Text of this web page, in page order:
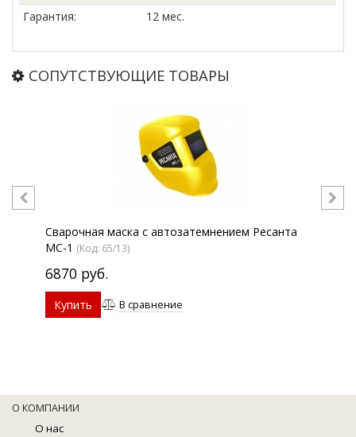
Гарантия: 12 мес.
СОПУТСТВУЮЩИЕ ТОВАРЫ
Сварочная маска с автозатемнением Ресанта
МС-1 (Код: 65/13)
6870 руб.
Купить В сравнение
О КОМПАНИИ
О нас